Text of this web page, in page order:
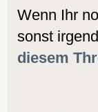
Wenn Ihr
sonst
diesem